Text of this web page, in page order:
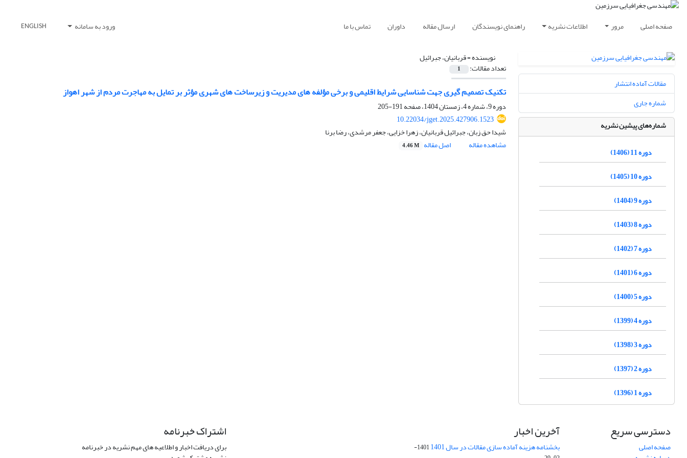
صفحه اصلی مرور اطلاعات نشریه راهنمای نویسندگان ارسال مقاله داوران تماس با ما ورود به سامانه ENGLISH
نویسنده =قربانیان، جبرائیل
تعداد مقالات: 1
تکنیک تصمیم ­گیری جهت شناسایی شرایط اقلیمی و برخی مؤلفه ­های مدیریت و زیرساخت ­های شهری مؤثر بر تمایل به مهاجرت مردم از شهر اهواز
دوره 9، شماره 4، زمستان 1404، صفحه
191-205
10.22034/jget.2025.427906.1523
شیدا حق زبان، جبرائیل قربانیان، زهرا خزایی، جعفر مرشدی، رضا برنا
مشاهده مقاله
اصل مقاله 4.46 M
مقالات آماده انتشار
شماره جاری
شماره‌های پیشین نشریه
دوره 11 (1406)
دوره 10 (1405)
دوره 9 (1404)
دوره 8 (1403)
دوره 7 (1402)
دوره 6 (1401)
دوره 5 (1400)
دوره 4 (1399)
دوره 3 (1398)
دوره 2 (1397)
دوره 1 (1396)
دسترسی سریع
صفحه اصلی
آخرین اخبار
بخشنامه هزینه آماده سازی مقالات در سال 1401
1401-
اشتراک خبرنامه
برای دریافت اخبار و اطلاعیه های مهم نشریه در خبرنامه